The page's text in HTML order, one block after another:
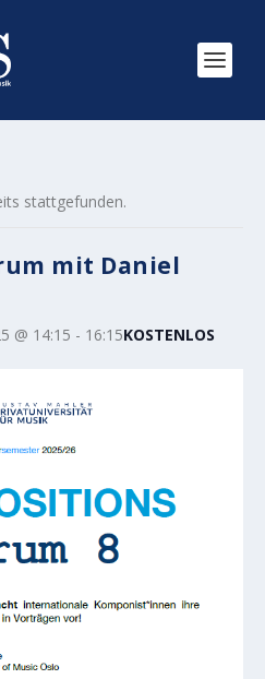
stattgefunden.
mit Daniel
@ 14:15 - 16:15KOSTENLOS